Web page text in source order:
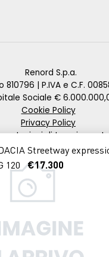
DACIA Streetway
120
€17.300
Renord S.p.a.
810796 | P.IVA e C.F.
Sociale €
Cookie Policy
Privacy Policy
di
Credits
Agenzia SEO